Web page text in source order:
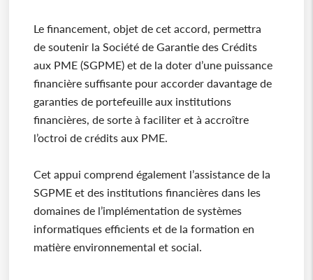
Le financement, objet de cet accord, permettra
de soutenir la Société de Garantie des Crédits
aux PME (SGPME) et de la doter d’une puissance
financière suffisante pour accorder davantage de
garanties de portefeuille aux institutions
financières, de sorte à faciliter et à accroître
l’octroi de crédits aux PME.
Cet appui comprend également l’assistance de la
SGPME et des institutions financières dans les
domaines de l’implémentation de systèmes
informatiques efficients et de la formation en
matière environnemental et social.